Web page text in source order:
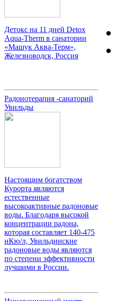
Детокс на 11 дней Detox
Aqua-Therm в санатории
«Машук Аква-Терм»,
Железноводск, Россия
Радонотерапия -санаторий
Увильды
Настоящим богатством
Курорта являются
естественные
высокоактивные радоновые
воды. Благодаря высокой
концентрации радона,
которая составляет 140-475
нКю/л, Увильдинские
радоновые воды являются
по степени эффективности
лучшими в России.